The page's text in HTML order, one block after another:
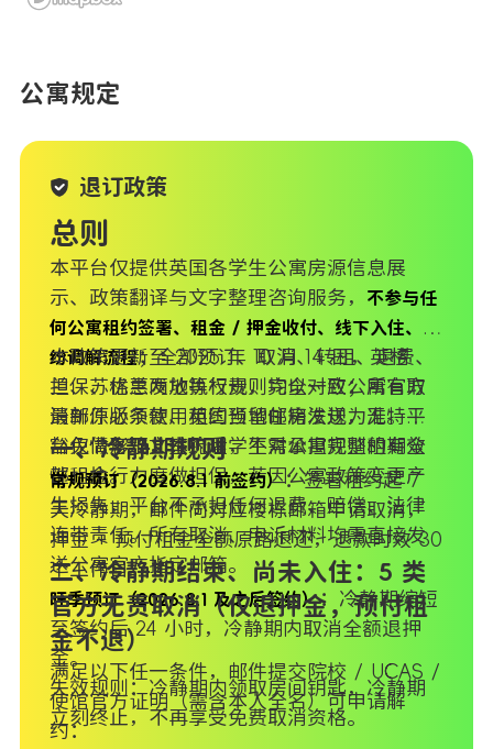
公寓规定
退订政策
总则
本平台仅提供英国各学生公寓房源信息展
示、政策翻译与文字整理咨询服务，
不参与任
何公寓租约签署、租金 / 押金收付、线下入住、纠
纷调解流程；全部预订、取消、转租、退费、
担保、优惠发放等权责，均以对应公寓官方
最新原版条款、英国当地住房法规为准。平
台仅做客观文本梳理，不对公寓规则的有效
性、执行力度做担保，若因公寓政策变更产
生损失，平台不承担任何退费、赔偿、法律
连带责任。所有取消、申诉材料均需直接发
送公寓官方指定邮箱。
本政策更新至 2025 年 10 月 14 日，英格
兰、苏格兰两地执行规则完全一致；所有取
消邮件必须使用租约预留邮箱发送，无特殊
豁免情形下，签约后学生需承担完整租期全
部租金。
一、冷静期规则
常规预订（2026.8.1 前签约）：签署租约起 7
天冷静期，邮件向对应楼栋邮箱申请取消，
押金 + 预付租金全额原路退还，退款时效 30
个工作日。
旺季预订（2026.8.1 及之后签约）：冷静期缩短
至签约后 24 小时，冷静期内取消全额退押
金。
失效规则：冷静期内领取房间钥匙，冷静期
立刻终止，不再享受免费取消资格。
二、冷静期结束、尚未入住：5 类
官方无责取消（仅退押金，预付租
金不退）
满足以下任一条件，邮件提交院校 / UCAS /
使馆官方证明（需含本人全名）可申请解
约：